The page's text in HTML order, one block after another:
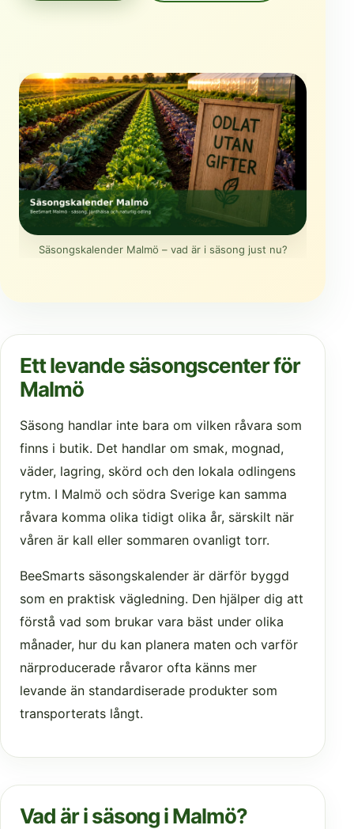
Säsongskalender Malmö – vad är i säsong just nu?
Ett levande säsongscenter för
Malmö
Säsong handlar inte bara om vilken råvara som
finns i butik. Det handlar om smak, mognad,
väder, lagring, skörd och den lokala odlingens
rytm. I Malmö och södra Sverige kan samma
råvara komma olika tidigt olika år, särskilt när
våren är kall eller sommaren ovanligt torr.
BeeSmarts säsongskalender är därför byggd
som en praktisk vägledning. Den hjälper dig att
förstå vad som brukar vara bäst under olika
månader, hur du kan planera maten och varför
närproducerade råvaror ofta känns mer
levande än standardiserade produkter som
transporterats långt.
Vad är i säsong i Malmö?